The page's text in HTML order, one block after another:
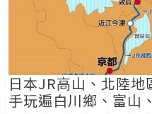
日本JR高山、北陸
手玩遍白川鄉、富山